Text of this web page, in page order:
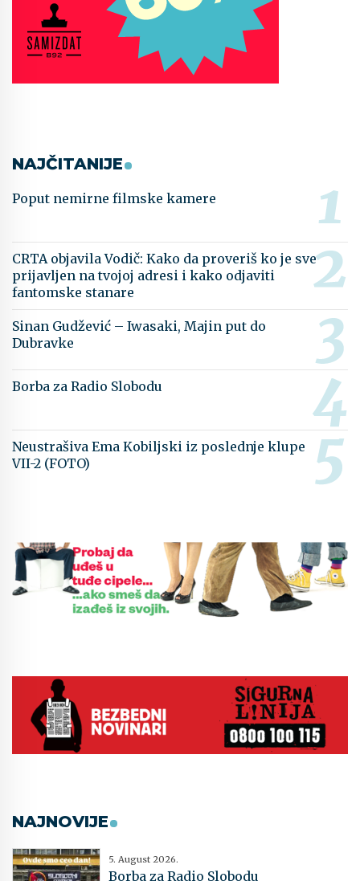
NAJČITANIJE
Poput nemirne filmske kamere
CRTA objavila Vodič: Kako da proveriš ko je sve
prijavljen na tvojoj adresi i kako odjaviti
fantomske stanare
Sinan Gudžević – Iwasaki, Majin put do
Dubravke
Borba za Radio Slobodu
Neustrašiva Ema Kobiljski iz poslednje klupe
VII-2 (FOTO)
NAJNOVIJE
5. August 2026.
Borba za Radio Slobodu